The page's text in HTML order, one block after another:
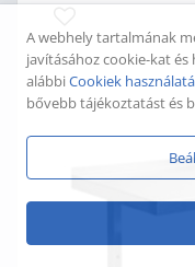
A webhely tartalmának
javításához cookie-kat
alábbiCookiek
bővebb tájékoztatást és